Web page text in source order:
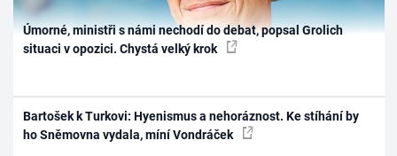
Úmorné, ministři s námi nechodí do debat, popsal Grolich
situaci v opozici. Chystá velký krok
Bartošek k Turkovi: Hyenismus a nehoráznost. Ke stíhání by
ho Sněmovna vydala, míní Vondráček